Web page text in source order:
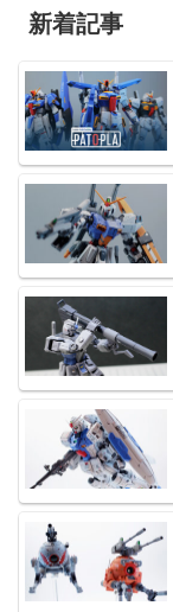
新着記事